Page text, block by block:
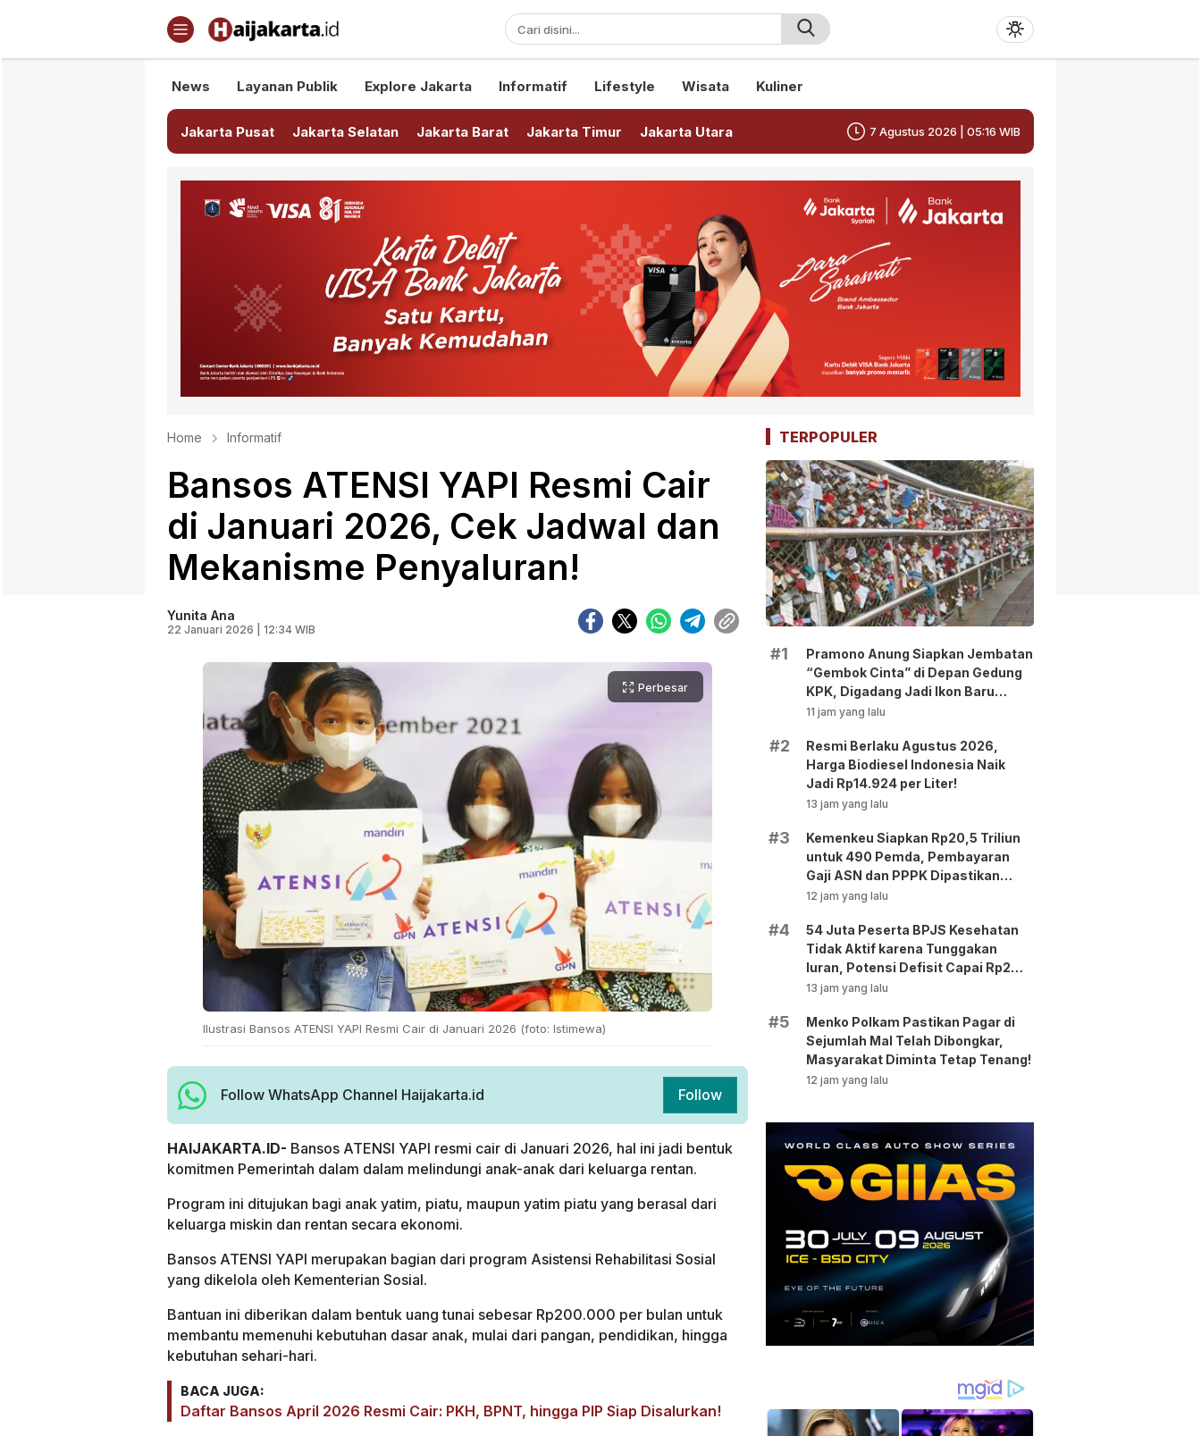
Haijakarta.id
Semua Tentang Jakarta Ada Disini!
News Layanan Publik Explore Jakarta Informatif Lifestyle Wisata Kuliner
Jakarta Pusat Jakarta Selatan Jakarta Barat Jakarta Timur Jakarta Utara 7 Agustus 2026 | 05:16 WIB
Home Informatif
Bansos ATENSI YAPI Resmi Cair
di Januari 2026, Cek Jadwal dan
Mekanisme Penyaluran!
Yunita Ana
22 Januari 2026 | 12:34 WIB
Perbesar
Ilustrasi Bansos ATENSI YAPI Resmi Cair di Januari 2026 (foto: Istimewa)
Follow WhatsApp Channel Haijakarta.id Follow
HAIJAKARTA.ID- Bansos ATENSI YAPI resmi cair di Januari 2026, hal ini jadi bentuk
komitmen Pemerintah dalam dalam melindungi anak-anak dari keluarga rentan.
Program ini ditujukan bagi anak yatim, piatu, maupun yatim piatu yang berasal dari
keluarga miskin dan rentan secara ekonomi.
Bansos ATENSI YAPI merupakan bagian dari program Asistensi Rehabilitasi Sosial
yang dikelola oleh Kementerian Sosial.
Bantuan ini diberikan dalam bentuk uang tunai sebesar Rp200.000 per bulan untuk
membantu memenuhi kebutuhan dasar anak, mulai dari pangan, pendidikan, hingga
kebutuhan sehari-hari.
BACA JUGA:
Daftar Bansos April 2026 Resmi Cair: PKH, BPNT, hingga PIP Siap Disalurkan!
TERPOPULER
#1
Pramono Anung Siapkan Jembatan
“Gembok Cinta” di Depan Gedung
KPK, Digadang Jadi Ikon Baru
Jakarta!
11 jam yang lalu
#2
Resmi Berlaku Agustus 2026,
Harga Biodiesel Indonesia Naik
Jadi Rp14.924 per Liter!
13 jam yang lalu
#3
Kemenkeu Siapkan Rp20,5 Triliun
untuk 490 Pemda, Pembayaran
Gaji ASN dan PPPK Dipastikan
Tetap Berjalan!
12 jam yang lalu
#4
54 Juta Peserta BPJS Kesehatan
Tidak Aktif karena Tunggakan
Iuran, Potensi Defisit Capai Rp2
Triliun per Bulan!
13 jam yang lalu
#5
Menko Polkam Pastikan Pagar di
Sejumlah Mal Telah Dibongkar,
Masyarakat Diminta Tetap Tenang!
12 jam yang lalu